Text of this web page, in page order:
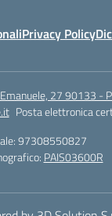
Privacy Policy
27 90133 -
Posta elettronica
97308550827
PAIS03600R